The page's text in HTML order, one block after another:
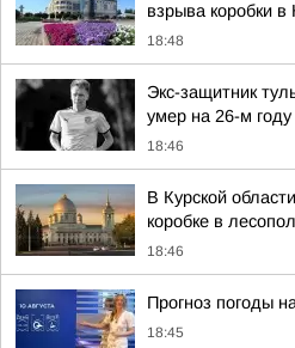
взрыва коробки в
18:48
Экс-защитник
умер на 26-м
18:46
В Курской
коробке в
18:46
Прогноз погоды
18:45